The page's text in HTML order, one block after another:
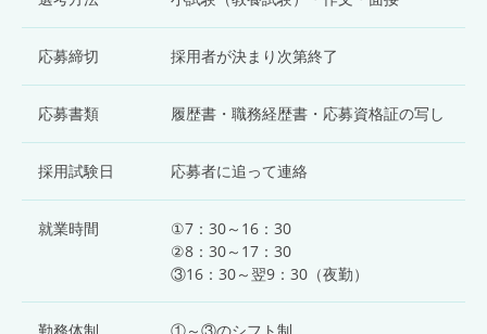
応募締切 採用者が決まり次第終了
応募書類 履歴書・職務経歴書・応募資格証の写し
採用試験日 応募者に追って連絡
就業時間
①7：30～16：30
②8：30～17：30
③16：30～翌9：30（夜勤）
勤務体制 ①～③のシフト制